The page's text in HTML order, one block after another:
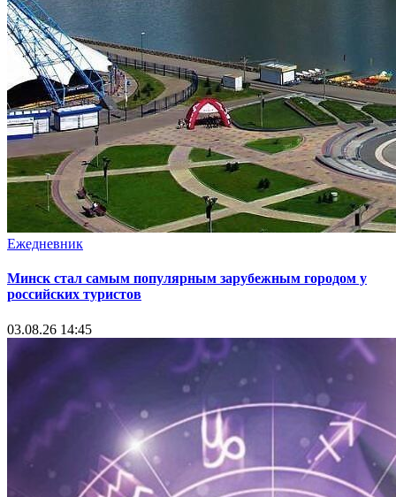
Ежедневник
Минск стал самым популярным зарубежным городом у
российских туристов
03.08.26 14:45